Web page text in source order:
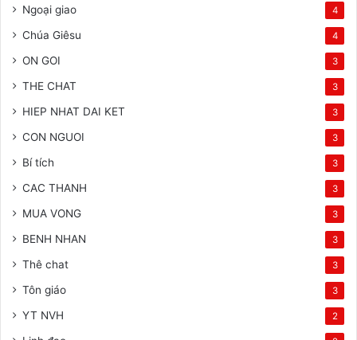
Ngoại giao 4
Chúa Giêsu 4
ON GOI 3
THE CHAT 3
HIEP NHAT DAI KET 3
CON NGUOI 3
Bí tích 3
CAC THANH 3
MUA VONG 3
BENH NHAN 3
Thê chat 3
Tôn giáo 3
YT NVH 2